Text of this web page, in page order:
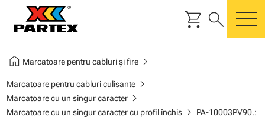
shopping_cart search
home Marcatoare pentru cabluri și firechevron_right
Marcatoare pentru cabluri culisantechevron_right
Marcatoare cu un singur caracterchevron_right
Marcatoare cu un singur caracter cu profil închischevron_right PA-10003PV90.: